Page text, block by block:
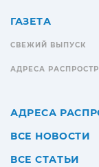
ГАЗЕТА
СВЕЖИЙ ВЫПУСК
АДРЕСА
АДРЕСА
ВСЕ НОВОСТИ
ВСЕ СТАТЬИ